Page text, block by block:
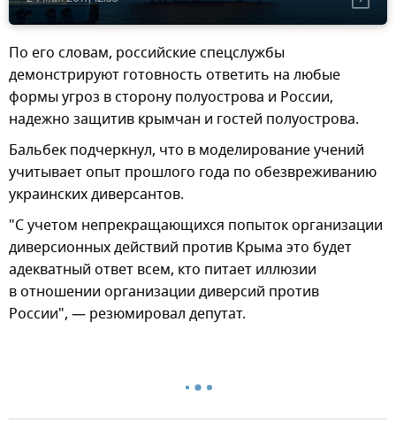
По его словам, российские спецслужбы
демонстрируют готовность ответить на любые
формы угроз в сторону полуострова и России,
надежно защитив крымчан и гостей полуострова.
Бальбек подчеркнул, что в моделирование учений
учитывает опыт прошлого года по обезвреживанию
украинских диверсантов.
"С учетом непрекращающихся попыток организации
диверсионных действий против Крыма это будет
адекватный ответ всем, кто питает иллюзии
в отношении организации диверсий против
России", — резюмировал депутат.